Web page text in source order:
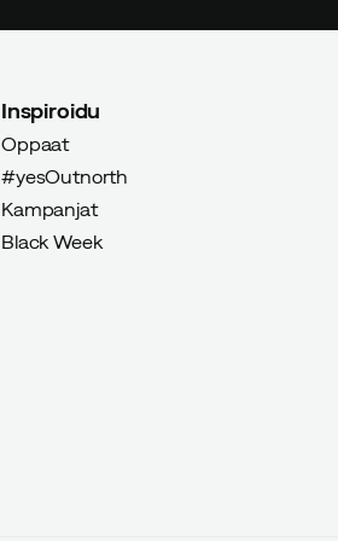
Inspiroidu
Oppaat
#yesOutnorth
Kampanjat
Black Week